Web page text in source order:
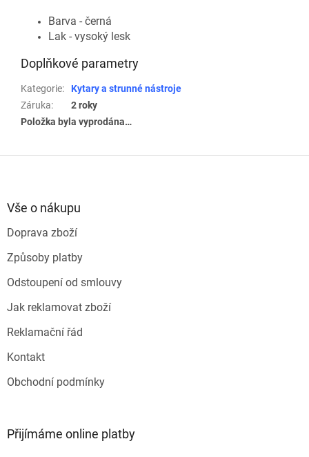
Barva - černá
Lak - vysoký lesk
Doplňkové parametry
Kategorie:
Kytary a strunné nástroje
Záruka:
2 roky
Položka byla vyprodána…
Vše o nákupu
Doprava zboží
Způsoby platby
Odstoupení od smlouvy
Jak reklamovat zboží
Reklamační řád
Kontakt
Obchodní podmínky
Přijímáme online platby